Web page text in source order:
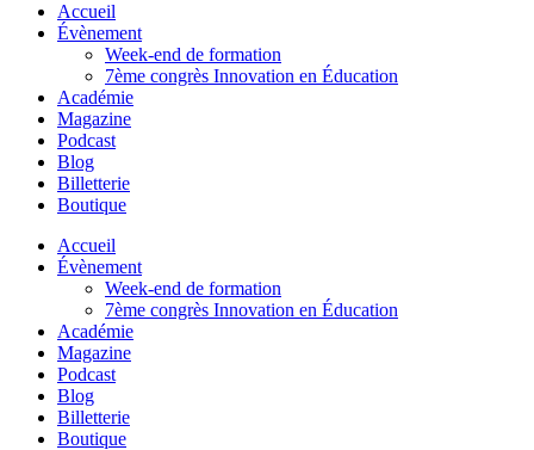
Accueil
Évènement
Week-end de formation
7ème congrès Innovation en Éducation
Académie
Magazine
Podcast
Blog
Billetterie
Boutique
Accueil
Évènement
Week-end de formation
7ème congrès Innovation en Éducation
Académie
Magazine
Podcast
Blog
Billetterie
Boutique